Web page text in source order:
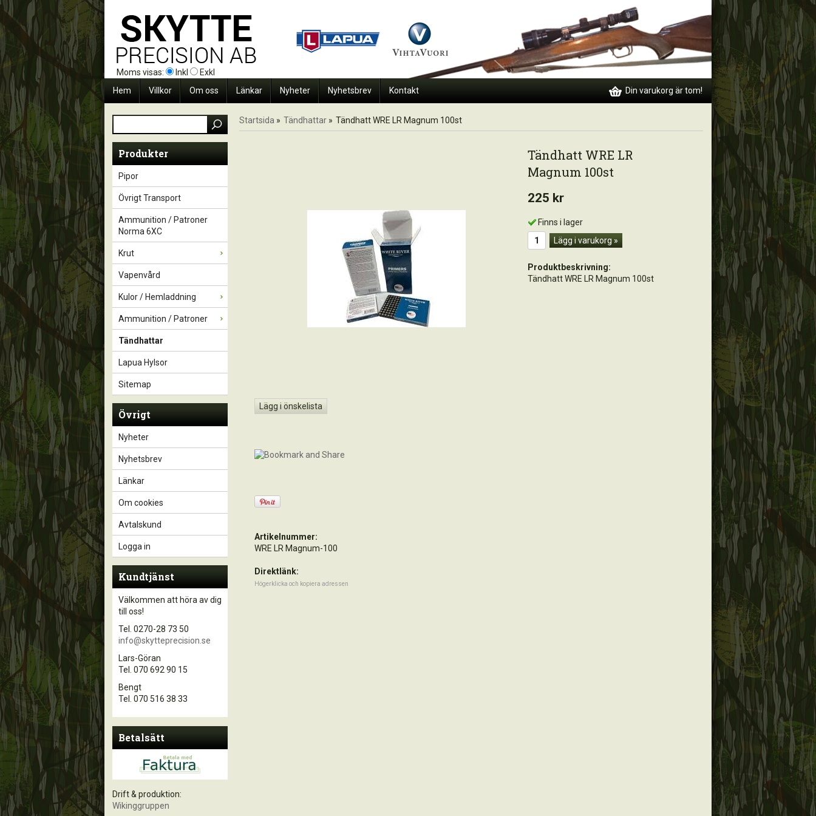
Moms visas: Inkl
Exkl
Hem
Villkor Om oss Länkar Nyheter Nyhetsbrev Kontakt Din varukorg är tom!
Produkter
Pipor
Övrigt Transport
Ammunition / Patroner
Norma 6XC
Krut
Vapenvård
Kulor / Hemladdning
Ammunition / Patroner
Tändhattar
Lapua Hylsor
Sitemap
Övrigt
Nyheter
Nyhetsbrev
Länkar
Om cookies
Avtalskund
Logga in
Kundtjänst
Välkommen att höra av dig
till oss!
Tel. 0270-28 73 50
info@skytteprecision.se
Lars-Göran
Tel. 070 692 90 15
Bengt
Tel. 070 516 38 33
Betalsätt
Drift & produktion:
Wikinggruppen
Startsida » Tändhattar » Tändhatt WRE LR Magnum 100st
Lägg i önskelista
Artikelnummer:
WRE LR Magnum-100
Direktlänk:
Högerklicka och kopiera adressen
Tändhatt WRE LR
Magnum 100st
225 kr
Finns i lager
Lägg i varukorg »
Produktbeskrivning:
Tändhatt WRE LR Magnum 100st